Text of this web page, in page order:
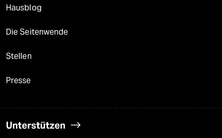
Hausblog
Die Seitenwende
Stellen
Presse
Unterstützen